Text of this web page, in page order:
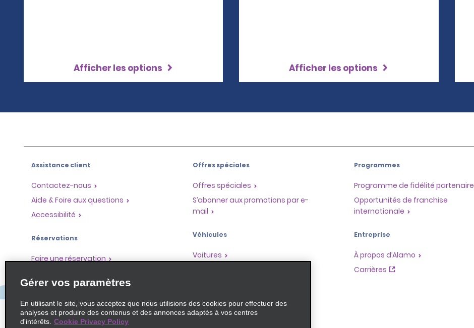
Afficher les options Afficher les options
Assistance client
Contactez-nous
Aide & Foire aux questions
Accessibilité
Réservations
Faire une réservation
Enregistrement accéléré
Ne pas passer par le comptoir
Trajets passés / Reçus
Offres spéciales
Offres spéciales
S’abonner aux promotions par e-
mail
Véhicules
Voitures
Programmes
Programme de fidélité partenaire
Opportunités de franchise
internationale
Entreprise
À propos d’Alamo
Carrières
Gérer vos paramètres
En utilisant le site, vous acceptez que nous utilisions des cookies pour effectuer des
analyses et produire des contenus et des annonces adaptés à vos centres
d'intérêts. Cookie Privacy Policy